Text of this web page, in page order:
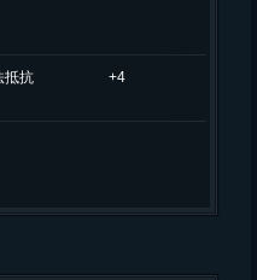
抵抗
+4